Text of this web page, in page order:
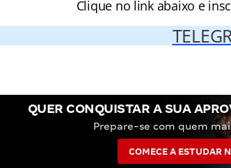
Clique no link abaixo e
QUER CONQUISTAR A SUA
Prepare-se com quem
COMECE A ESTUDAR